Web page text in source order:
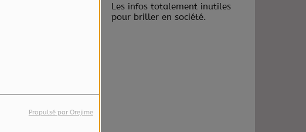
Propulsé par Orejime
Les infos totalement inutiles
pour briller en société.